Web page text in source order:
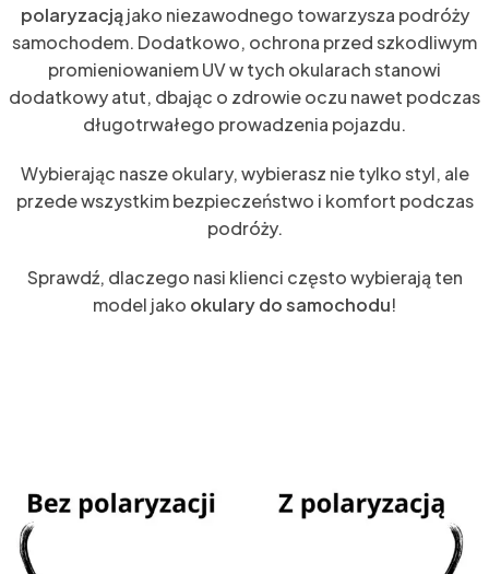
polaryzacjąjako niezawodnego towarzysza podróży
samochodem. Dodatkowo, ochrona przed szkodliwym
promieniowaniem UV w tych okularach stanowi
dodatkowy atut, dbając o zdrowie oczu nawet podczas
długotrwałego prowadzenia pojazdu.
Wybierając nasze okulary, wybierasz nie tylko styl, ale
przede wszystkim bezpieczeństwo i komfort podczas
podróży.
Sprawdź, dlaczego nasi klienci często wybierają ten
model jako okulary do samochodu!